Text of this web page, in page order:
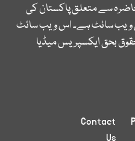
سے متعلق پاکستان کی
ویب سائٹ ہے۔ اس ویب سائٹ
بحق ایکسپریس میڈیا
Contact
Us